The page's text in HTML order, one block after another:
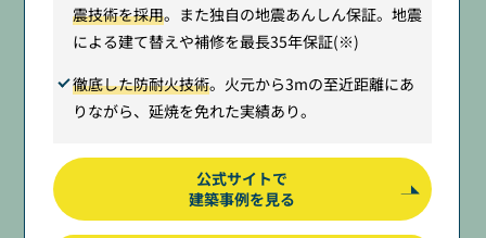
震技術を採用。また独自の地震あんしん保証。地震
による建て替えや補修を最長35年保証(※)
徹底した防耐火技術。火元から3mの至近距離にあ
りながら、延焼を免れた実績あり。
公式サイトで
建築事例を見る